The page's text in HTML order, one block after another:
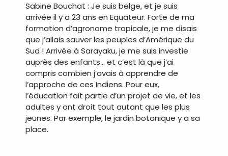
Sabine Bouchat : Je suis belge, et je suis
arrivée il y a 23 ans en Equateur. Forte de ma
formation d’agronome tropicale, je me disais
que j’allais sauver les peuples d’Amérique du
Sud ! Arrivée à Sarayaku, je me suis investie
auprès des enfants… et c’est là que j’ai
compris combien j’avais à apprendre de
l’approche de ces Indiens. Pour eux,
l’éducation fait partie d’un projet de vie, et les
adultes y ont droit tout autant que les plus
jeunes. Par exemple, le jardin botanique y a sa
place.